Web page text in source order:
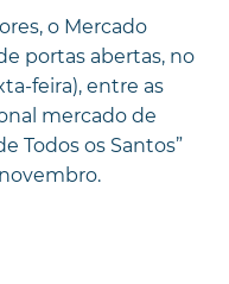
o Mercado
portas abertas, no
feira), entre as
mercado de
Todos os Santos”